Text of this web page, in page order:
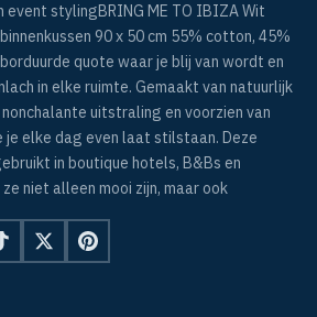
event stylingBRING ME TO IBIZA Wit
90 x 50 cm 55% cotton, 45%
quote waar je blij van wordt en
in elke ruimte. Gemaakt van natuurlijk
uitstraling en voorzien van
elke dag even laat stilstaan. Deze
in boutique hotels, B&Bs en
niet alleen mooi zijn, maar ook